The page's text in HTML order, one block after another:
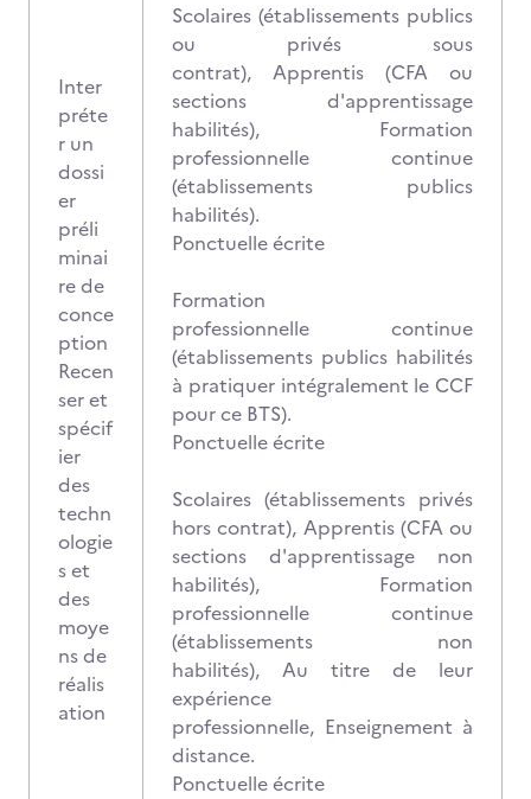
Inter
préte
r un
dossi
er
préli
minai
re de
conce
ption
Recen
ser et
spécif
ier
des
techn
ologie
s et
des
moye
ns de
réalis
ation
Scolaires (établissements publics
ou privés sous
contrat), Apprentis (CFA ou
sections d'apprentissage
habilités), Formation
professionnelle continue
(établissements publics
habilités).
Ponctuelle écrite
Formation
professionnelle continue
(établissements publics habilités
à pratiquer intégralement le CCF
pour ce BTS).
Ponctuelle écrite
Scolaires (établissements privés
hors contrat), Apprentis (CFA ou
sections d'apprentissage non
habilités), Formation
professionnelle continue
(établissements non
habilités), Au titre de leur
expérience
professionnelle, Enseignement à
distance.
Ponctuelle écrite